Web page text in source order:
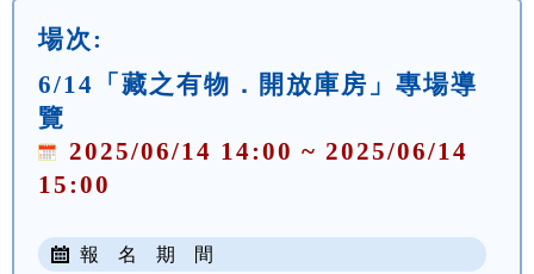
場次:
6/14「藏之有物．開放庫房」專場導
覽
2025/06/14 14:00 ~ 2025/06/14
15:00
報 名 期 間